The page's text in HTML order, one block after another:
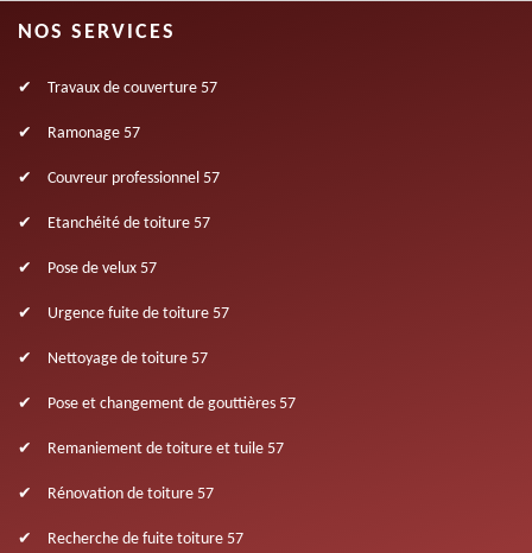
NOS SERVICES
Travaux de couverture 57
Ramonage 57
Couvreur professionnel 57
Etanchéité de toiture 57
Pose de velux 57
Urgence fuite de toiture 57
Nettoyage de toiture 57
Pose et changement de gouttières 57
Remaniement de toiture et tuile 57
Rénovation de toiture 57
Recherche de fuite toiture 57